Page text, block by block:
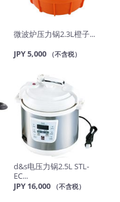
微波炉压力锅2.3L橙子...
JPY 5,000
（不含税）
d&s电压力锅2.5L STL-
EC...
JPY 16,000
（不含税）